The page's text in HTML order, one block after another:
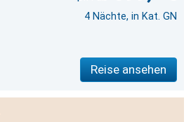
4 Nächte, in Kat. GN
Reise ansehen